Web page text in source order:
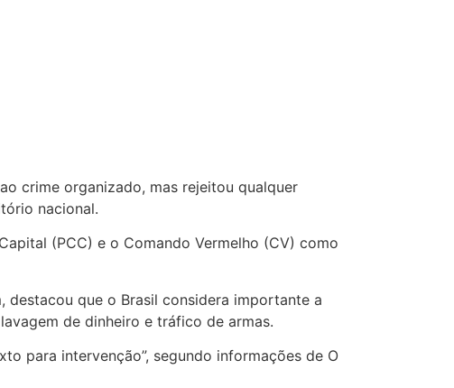
crime organizado, mas rejeitou qualquer
nacional.
(PCC) e o Comando Vermelho (CV) como
destacou que o Brasil considera importante a
de dinheiro e tráfico de armas.
para intervenção”, segundo informações de O